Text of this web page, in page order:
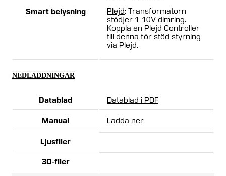
Smart belysning
Plejd: Transformatorn
stödjer 1-10V dimring.
Koppla en Plejd Controller
till denna för stöd styrning
via Plejd.
NEDLADDNINGAR
Datablad Datablad i PDF
Manual Ladda ner
Ljusfiler
3D-filer